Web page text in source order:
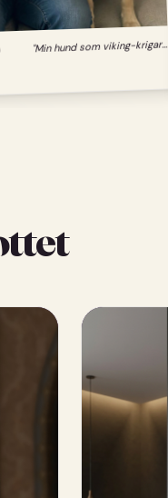
"
Min hund som viking-krigare."